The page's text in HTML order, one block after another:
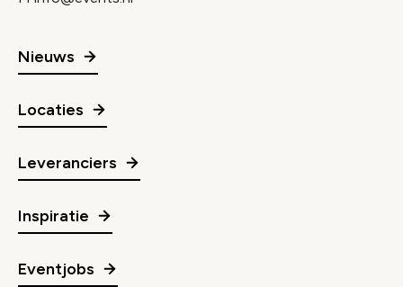
Nieuws
Locaties
Leveranciers
Inspiratie
Eventjobs